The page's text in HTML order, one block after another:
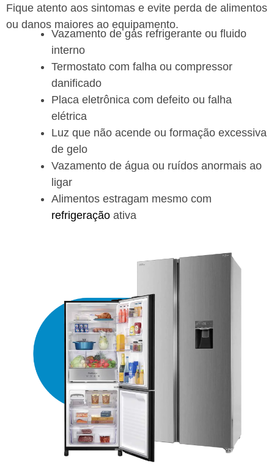
Fique atento aos sintomas e evite perda de alimentos
ou danos maiores ao equipamento.
Vazamento de gás refrigerante ou fluido
interno
Termostato com falha ou compressor
danificado
Placa eletrônica com defeito ou falha
elétrica
Luz que não acende ou formação excessiva
de gelo
Vazamento de água ou ruídos anormais ao
ligar
Alimentos estragam mesmo com
refrigeração ativa